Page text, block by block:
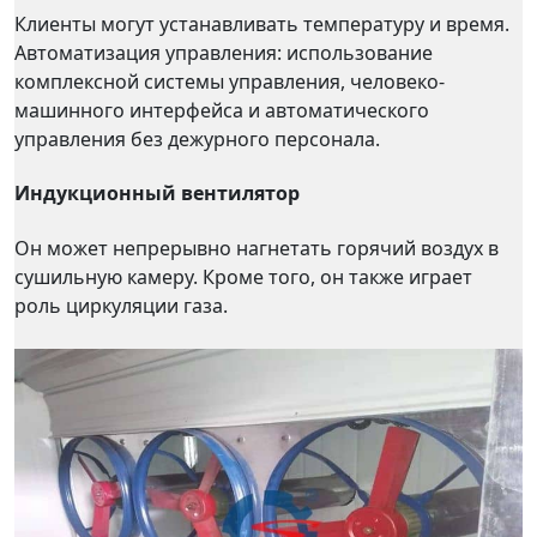
Клиенты могут устанавливать температуру и время.
Автоматизация управления: использование
комплексной системы управления, человеко-
машинного интерфейса и автоматического
управления без дежурного персонала.
Индукционный вентилятор
Он может непрерывно нагнетать горячий воздух в
сушильную камеру. Кроме того, он также играет
роль циркуляции газа.